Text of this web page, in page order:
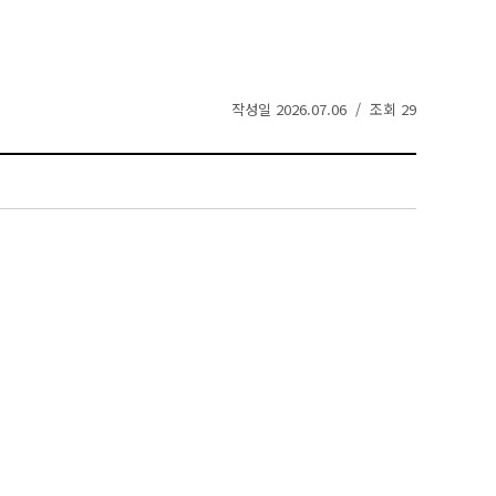
작성일 2026.07.06 / 조회 29